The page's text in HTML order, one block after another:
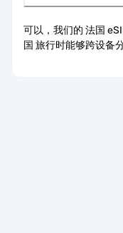
可以，我们的 法国
国 旅行时能够跨设备